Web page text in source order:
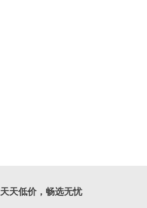
天天低价，畅选无忧